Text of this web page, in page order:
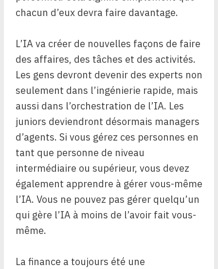
chacun d’eux devra faire davantage.
L’IA va créer de nouvelles façons de faire
des affaires, des tâches et des activités.
Les gens devront devenir des experts non
seulement dans l’ingénierie rapide, mais
aussi dans l’orchestration de l’IA. Les
juniors deviendront désormais managers
d’agents. Si vous gérez ces personnes en
tant que personne de niveau
intermédiaire ou supérieur, vous devez
également apprendre à gérer vous-même
l’IA. Vous ne pouvez pas gérer quelqu’un
qui gère l’IA à moins de l’avoir fait vous-
même.
La finance a toujours été une